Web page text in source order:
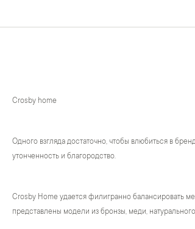
Crosby home
Одного взгляда достаточно, чтобы влюбиться в
утонченность и благородство.
Crosby Home удается филигранно балансировать
представлены модели из бронзы, меди,